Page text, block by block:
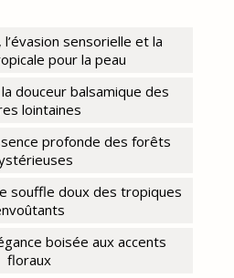
sensorielle et la
pour la peau
douceur balsamique des
lointaines
profonde des forêts
souffle doux des tropiques
boisée aux accents
floraux